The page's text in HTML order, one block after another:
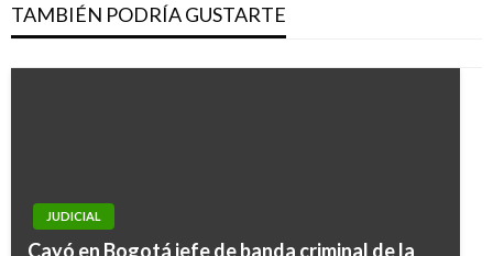
TAMBIÉN PODRÍA GUSTARTE
JUDICIAL
Cayó en Bogotá jefe de banda criminal de la